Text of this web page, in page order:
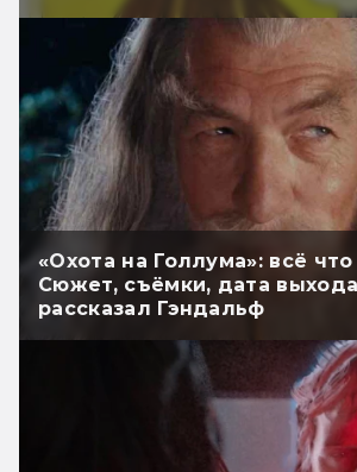
«Охота на Голлума»: всё
Сюжет, съёмки, дата
рассказал Гэндальф